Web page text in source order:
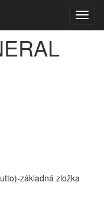
základná zložka